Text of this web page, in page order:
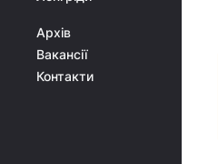
Архів
Вакансії
Контакти